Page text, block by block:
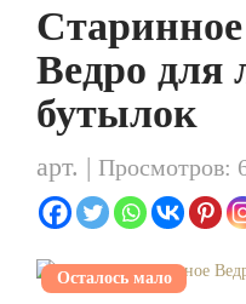
Ведро для
бутылок
арт. | Просмотров:
Осталось мало